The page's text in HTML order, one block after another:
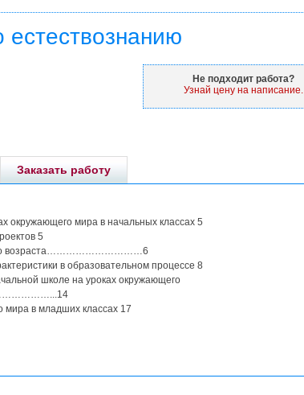
естествознанию
Не подходит работа?
Узнай цену на написание.
Заказать работу
окружающего мира в начальных классах 5
5
возраста…………………………6
в образовательном процессе 8
школе на уроках окружающего
мира в младших классах 17